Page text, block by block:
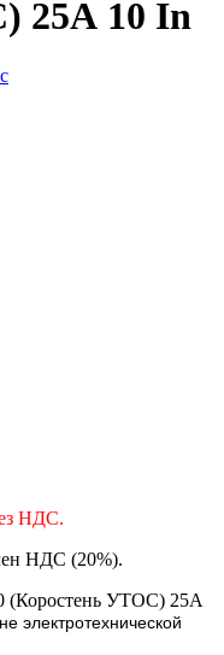
25А 10 In
НДС.
НДС (20%).
(Коростень УТОС) 25А
электротехнической